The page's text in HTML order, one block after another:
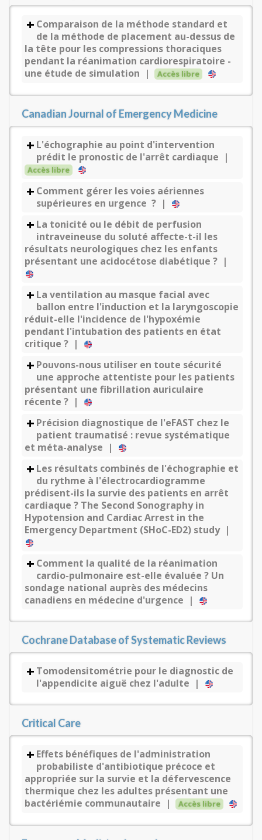
Comparaison de la méthode standard et
de la méthode de placement au-dessus de
la tête pour les compressions thoraciques
pendant la réanimation cardiorespiratoire -
une étude de simulation |
Accès libre
Canadian Journal of Emergency Medicine
L'échographie au point d'intervention
prédit le pronostic de l'arrêt cardiaque |
Accès libre
Comment gérer les voies aériennes
supérieures en urgence ? |
La tonicité ou le débit de perfusion
intraveineuse du soluté affecte-t-il les
résultats neurologiques chez les enfants
présentant une acidocétose diabétique ? |
La ventilation au masque facial avec
ballon entre l'induction et la laryngoscopie
réduit-elle l'incidence de l'hypoxémie
pendant l'intubation des patients en état
critique ? |
Pouvons-nous utiliser en toute sécurité
une approche attentiste pour les patients
présentant une fibrillation auriculaire
récente ? |
Précision diagnostique de l'eFAST chez le
patient traumatisé : revue systématique
et méta-analyse |
Les résultats combinés de l'échographie et
du rythme à l'électrocardiogramme
prédisent-ils la survie des patients en arrêt
cardiaque ? The Second Sonography in
Hypotension and Cardiac Arrest in the
Emergency Department (SHoC-ED2) study |
Comment la qualité de la réanimation
cardio-pulmonaire est-elle évaluée ? Un
sondage national auprès des médecins
canadiens en médecine d'urgence |
Cochrane Database of Systematic Reviews
Tomodensitométrie pour le diagnostic de
l'appendicite aiguë chez l'adulte |
Critical Care
Effets bénéfiques de l'administration
probabiliste d'antibiotique précoce et
appropriée sur la survie et la défervescence
thermique chez les adultes présentant une
bactériémie communautaire |
Accès libre